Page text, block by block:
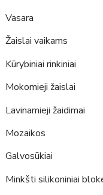
Vasara
Žaislai vaikams
Kūrybiniai rinkiniai
Mokomieji žaislai
Lavinamieji žaidimai
Mozaikos
Galvosūkiai
Minkšti silikoniniai